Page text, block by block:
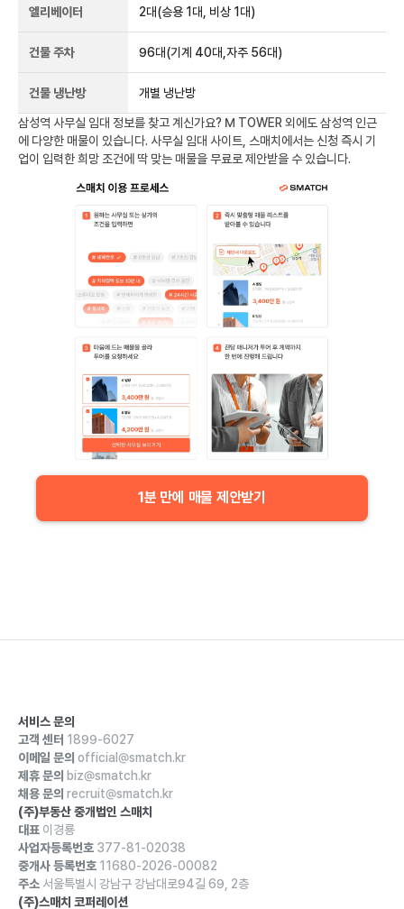
엘리베이터 2대(승용 1대, 비상 1대)
건물 주차 96대(기계 40대,자주 56대)
건물 냉난방 개별 냉난방
삼성역 사무실 임대 정보를 찾고 계신가요? M TOWER 외에도 삼성역 인근
에 다양한 매물이 있습니다. 사무실 임대 사이트, 스매치에서는 신청 즉시 기
업이 입력한 희망 조건에 딱 맞는 매물을 무료로 제안받을 수 있습니다.
1분 만에 매물 제안받기
서비스 문의
고객 센터 1899-6027
이메일 문의 official@smatch.kr
제휴 문의 biz@smatch.kr
채용 문의 recruit@smatch.kr
(주)부동산 중개법인 스매치
대표 이경룡
사업자등록번호 377-81-02038
중개사 등록번호 11680-2026-00082
주소 서울특별시 강남구 강남대로94길 69, 2층
(주)스매치 코퍼레이션